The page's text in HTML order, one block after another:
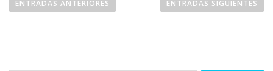
ENTRADAS ANTERIORES ENTRADAS SIGUIENTES